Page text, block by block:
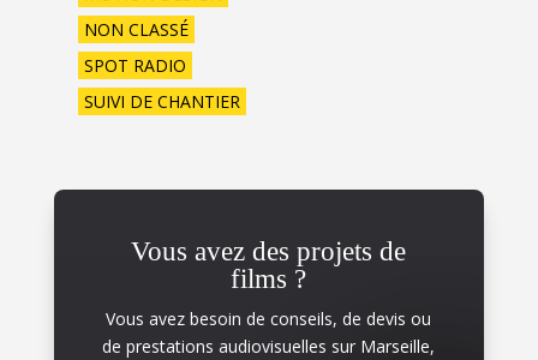
NON CLASSÉ
SPOT RADIO
SUIVI DE CHANTIER
Vous avez des projets de
films ?
Vous avez besoin de conseils, de devis ou
de prestations audiovisuelles sur Marseille,